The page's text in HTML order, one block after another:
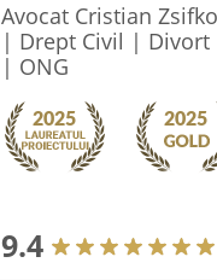
Avocat Cristian
| Drept Civil |
| ONG
9.4